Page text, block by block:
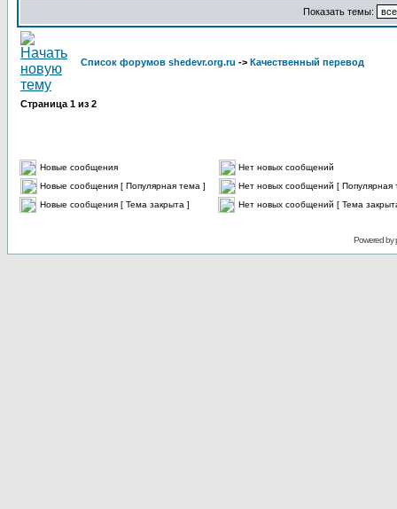
Показать темы:
Список форумов shedevr.org.ru -> Качественный перевод
Страница 1 из 2
Новые сообщения
Нет новых сообщений
Новые сообщения [ Популярная тема ]
Нет новых сообщений [ Популярная
Новые сообщения [ Тема закрыта ]
Нет новых сообщений [ Тема
Powered by